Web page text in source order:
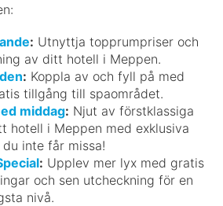
: Utnyttja topprumpriser och
av ditt hotell i Meppen.
: Koppla av och fyll på med
tillgång till spaområdet.
middag: Njut av förstklassiga
hotell i Meppen med exklusiva
inte får missa!
: Upplev mer lyx med gratis
och sen utcheckning för en
nivå.